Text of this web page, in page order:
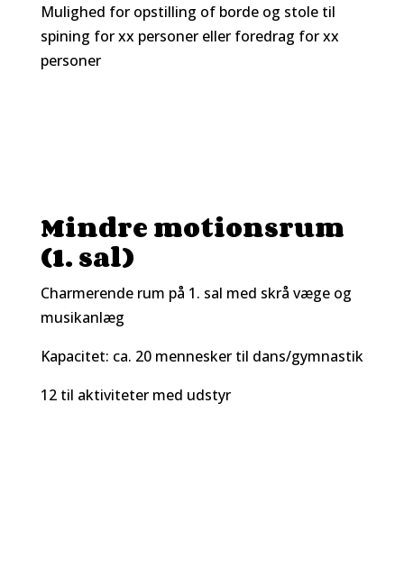
Mulighed for opstilling of borde og stole til
spining for xx personer eller foredrag for xx
personer
Mindre motionsrum
(1. sal)
Charmerende rum på 1. sal med skrå væge og
musikanlæg
Kapacitet: ca. 20 mennesker til dans/gymnastik
12 til aktiviteter med udstyr